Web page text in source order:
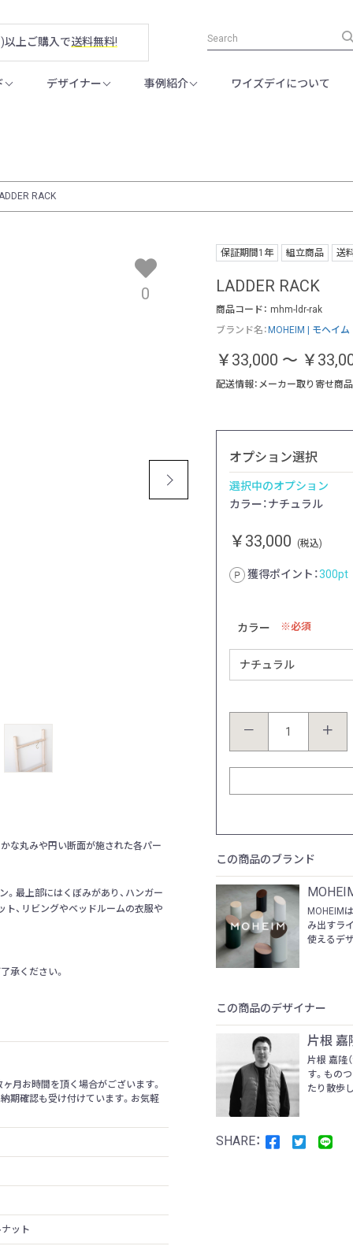
以上ご購入で送料無料!
デザイナー 事例紹介 ワイズデイについて
RACK
保証期間1年 組立商品 送
LADDER RACK
商品コード： mhm-ldr-rak
ブランド名： MOHEIM | モヘイム
￥33,000 ～ ￥
配送情報：メーカー取り寄せ商品
オプション選択
選択中のオプション
カラー：ナチュラル
￥33,000 (税込)
獲得ポイント：300pt
カラー 必須
－ ＋
この商品のブランド
MOHEIM
み出すラ
使えるデ
この商品のデザイナー
片根 嘉
片根 嘉隆
す。もの
たり散歩
0
な丸みや円い断面が施された各パー
。最上部にはくぼみがあり、ハンガー
ト、リビングやベッドルームの衣服や
承ください。
月お時間を頂く場合がございます。
期確認も受け付けています。お気軽
ット